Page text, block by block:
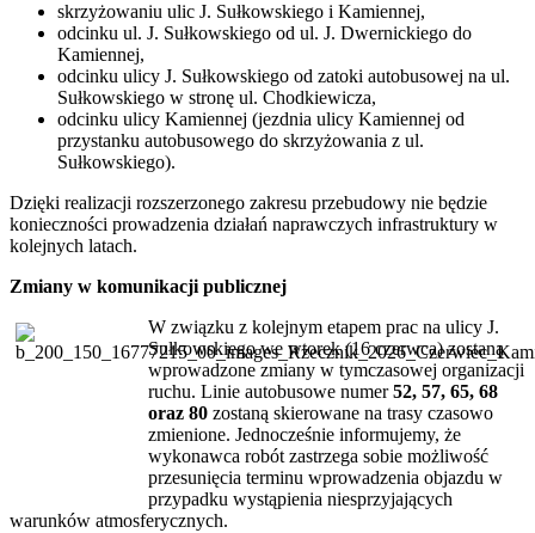
skrzyżowaniu ulic J. Sułkowskiego i Kamiennej,
odcinku ul. J. Sułkowskiego od ul. J. Dwernickiego do
Kamiennej,
odcinku ulicy J. Sułkowskiego od zatoki autobusowej na ul.
Sułkowskiego w stronę ul. Chodkiewicza,
odcinku ulicy Kamiennej (jezdnia ulicy Kamiennej od
przystanku autobusowego do skrzyżowania z ul.
Sułkowskiego).
Dzięki realizacji rozszerzonego zakresu przebudowy nie będzie
konieczności prowadzenia działań naprawczych infrastruktury w
kolejnych latach.
Zmiany w komunikacji publicznej
W związku z kolejnym etapem prac na ulicy J.
Sułkowskiego we wtorek (16 czerwca) zostaną
wprowadzone zmiany w tymczasowej organizacji
ruchu. Linie autobusowe numer52, 57, 65, 68
oraz 80 zostaną skierowane na trasy czasowo
zmienione. Jednocześnie informujemy, że
wykonawca robót zastrzega sobie możliwość
przesunięcia terminu wprowadzenia objazdu w
przypadku wystąpienia niesprzyjających
warunków atmosferycznych.